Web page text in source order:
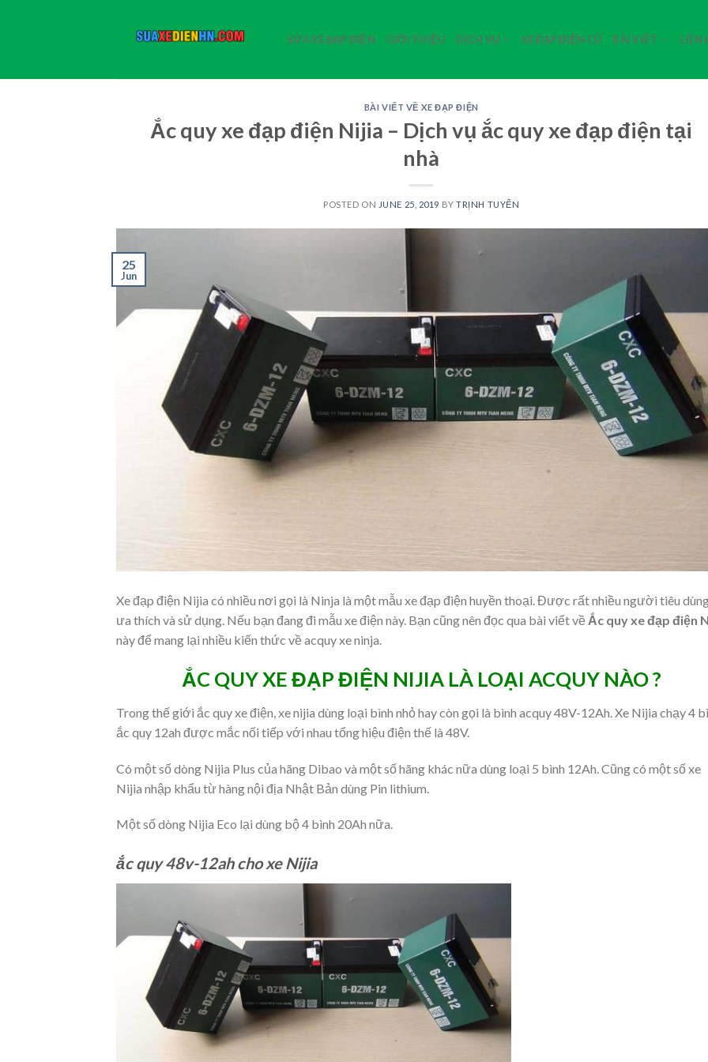
SỬA XE ĐẠP ĐIỆN GIỚI THIỆU DỊCH VỤ XE ĐẠP ĐIỆN CŨ BÀI VIẾT LIÊN
BÀI VIẾT VỀ XE ĐẠP ĐIỆN
Ắc quy xe đạp điện Nijia – Dịch vụ ắc quy xe đạp điện tại
nhà
POSTED ON JUNE 25, 2019 BYTRỊNH TUYỂN
25
Jun
Xe đạp điện Nijia có nhiều nơi gọi là Ninja là một mẫu xe đạp điện huyền thoại. Được rất nhiều người tiêu
ưa thích và sử dụng. Nếu bạn đang đi mẫu xe điện này. Bạn cũng nên đọc qua bài viết về Ắc quy xe đạp điện
này để mang lại nhiều kiến thức về acquy xe ninja.
ẮC QUY XE ĐẠP ĐIỆN NIJIA LÀ LOẠI ACQUY NÀO ?
Trong thế giới ắc quy xe điện, xe nijia dùng loại bình nhỏ hay còn gọi là bình acquy 48V-12Ah. Xe Nijia chạy 4
ắc quy 12ah được mắc nối tiếp với nhau tổng hiệu điện thế là 48V.
Có một số dòng Nijia Plus của hãng Dibao và một số hãng khác nữa dùng loại 5 bình 12Ah. Cũng có một số xe
Nijia nhập khẩu từ hàng nội địa Nhật Bản dùng Pin lithium.
Một số dòng Nijia Eco lại dùng bộ 4 bình 20Ah nữa.
ắc quy 48v-12ah cho xe Nijia